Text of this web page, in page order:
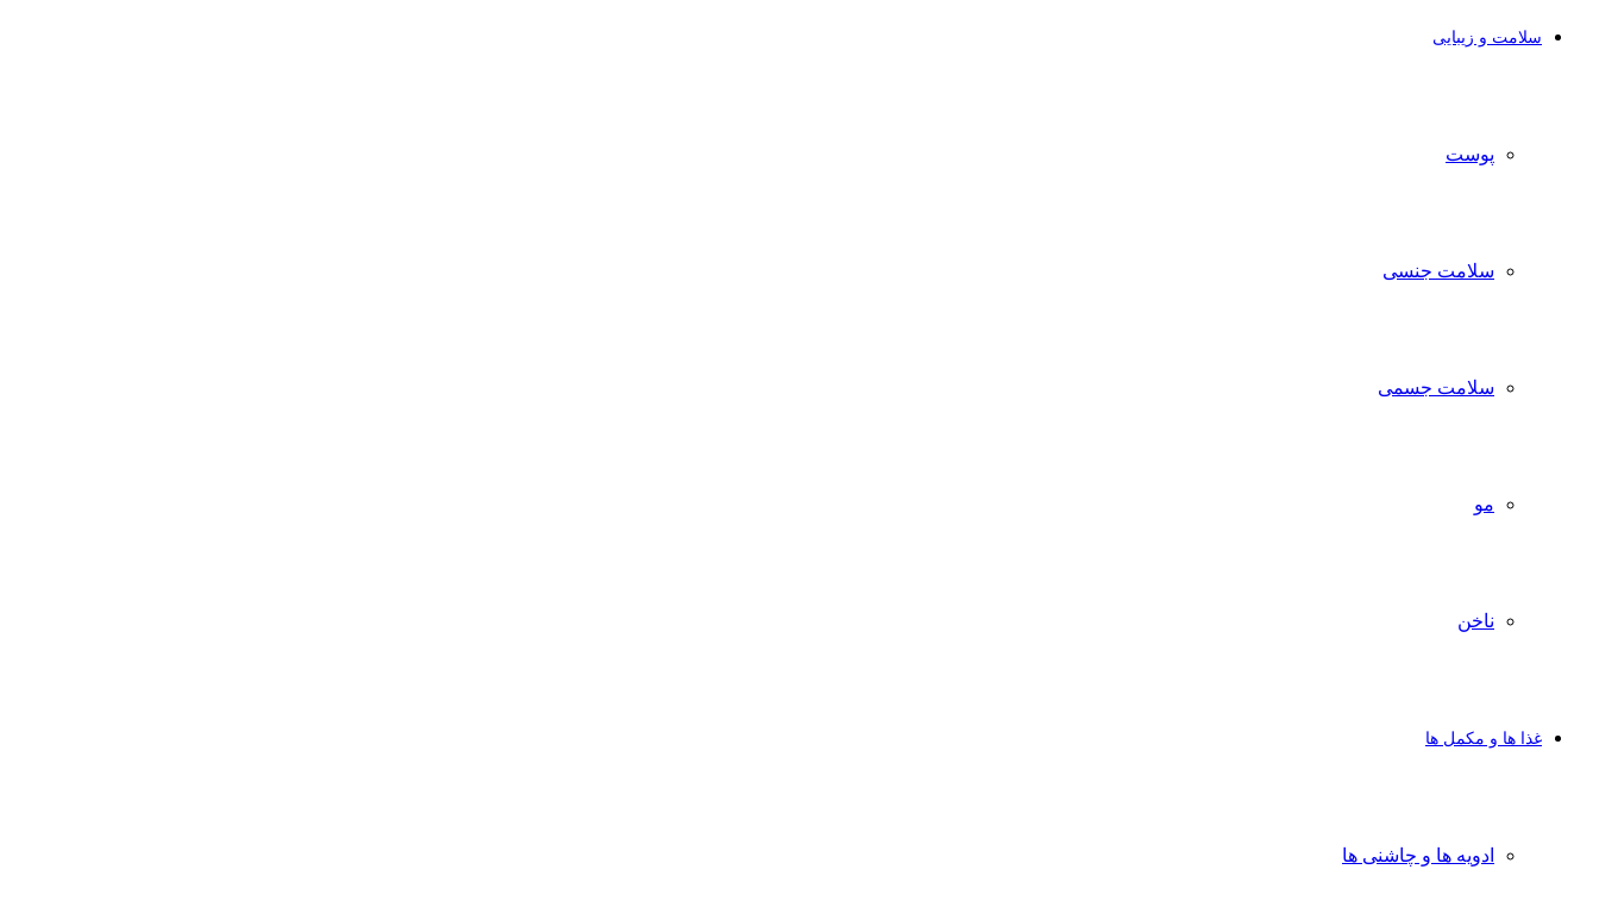
سلامت و زیبایی
پوست
سلامت جنسی
سلامت جسمی
مو
ناخن
غذا ها و مکمل ها
ادویه ها و چاشنی ها